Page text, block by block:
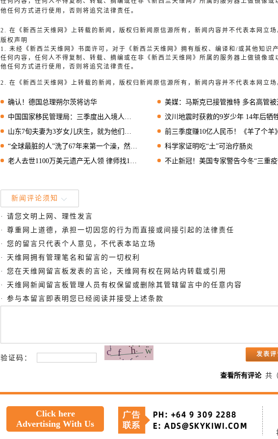
他任何方式进行使用，否则将追究法律责任。
2. 在《新西兰天维网》上转载的新闻，版权归新闻原信源所有，新闻内容并不代表本网立场
版权声明
1. 未经《新西兰天维网》书面许可，对于《新西兰天维网》拥有版权、编译和/或其他知识
任何内容，任何人不得复制、转载、摘编或在非《新西兰天维网》所属的服务器上做镜像或
他任何方式进行使用，否则将追究法律责任。
2. 在《新西兰天维网》上转载的新闻，版权归新闻原信源所有，新闻内容并不代表本网立场
确认！德国总理朔尔茨将访华
美媒：马斯克已接管推特 多名高管被
中国国家移民管理局：三季度出入境人员2218.5万余人次
汶川地震时获救的9岁少年 14年后牺牲在湖南
山东7旬夫妻为3岁女儿庆生，就为他们祝福吧！
前三季度赚10亿人民币！《羊了个羊》“豪横”
“全球最脏的人”洗了67年来第一个澡，然后就去世了…
科学家证明吃“土”可治疗肠炎
老人去世1100万美元遗产无人领 律师找119名远亲分享
不止新冠！美国专家警告今冬“三重疫情”
新闻评论须知
· 请您文明上网、理性发言
· 尊重网上道德，承担一切因您的行为而直接或间接引起的法律责任
· 您的留言只代表个人意见，不代表本站立场
· 天维网拥有管理笔名和留言的一切权利
· 您在天维网留言板发表的言论，天维网有权在网站内转载或引用
· 天维网新闻留言板管理人员有权保留或删除其管辖留言中的任意内容
· 参与本留言即表明您已经阅读并接受上述条款
验证码：
查看所有评论共（
Click here
Advertising With Us